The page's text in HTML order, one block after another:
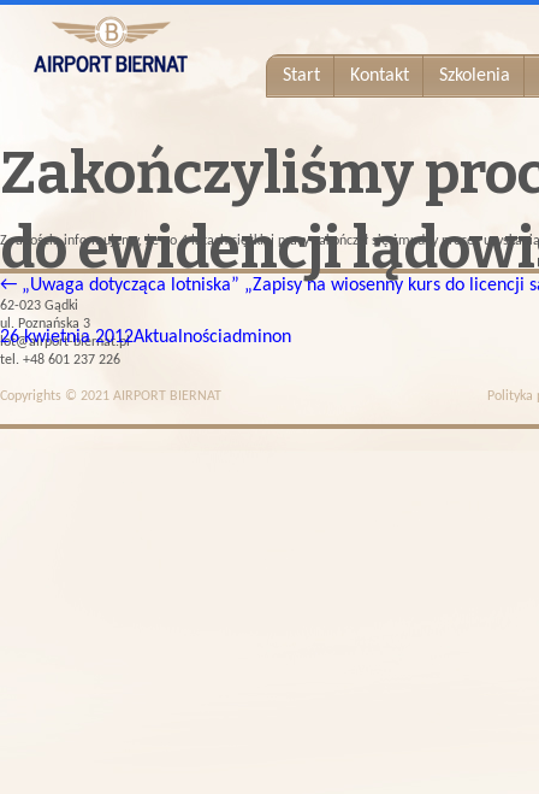
Start Kontakt Szkolenia
Zakończyliśmy
do ewidencji
26 kwietnia 2012Aktualnościadminon
Z radością informujemy, że po 4 latach ciężkiej pracy zakończył się żmudny proces
← „Uwaga dotycząca lotniska” „Zapisy na wiosenny kurs do licencji
62-023 Gądki
ul. Poznańska 3
lot@airport-biernat.pl
tel. +48 601 237 226
Copyrights © 2021 AIRPORT BIERNAT Polityka